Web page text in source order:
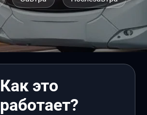
Как это
работает?